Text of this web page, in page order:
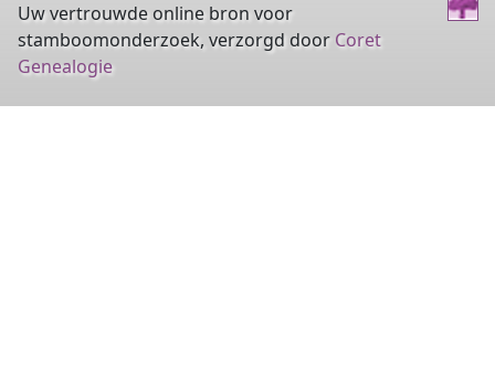
Uw vertrouwde online bron voor
stamboomonderzoek, verzorgd door Coret
Genealogie